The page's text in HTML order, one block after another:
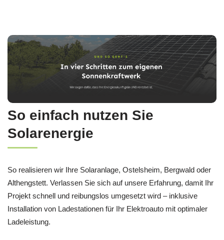
So einfach nutzen Sie
Solarenergie
So realisieren wir Ihre Solaranlage, Ostelsheim, Bergwald oder
Althengstett. Verlassen Sie sich auf unsere Erfahrung, damit Ihr
Projekt schnell und reibungslos umgesetzt wird – inklusive
Installation von Ladestationen für Ihr Elektroauto mit optimaler
Ladeleistung.